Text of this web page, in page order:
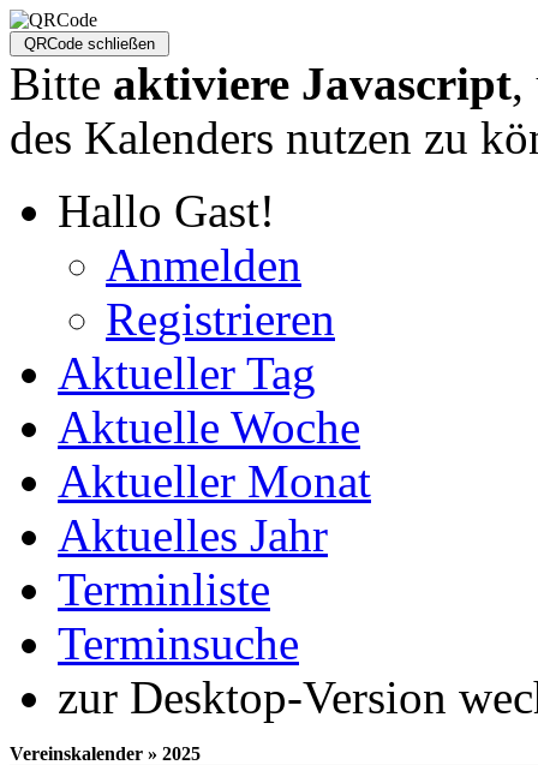
Bitte aktiviere Javascript,
des Kalenders nutzen zu
Hallo Gast!
Anmelden
Registrieren
Aktueller Tag
Aktuelle Woche
Aktueller Monat
Aktuelles Jahr
Terminliste
Terminsuche
zur Desktop-Version
Vereinskalender » 2025